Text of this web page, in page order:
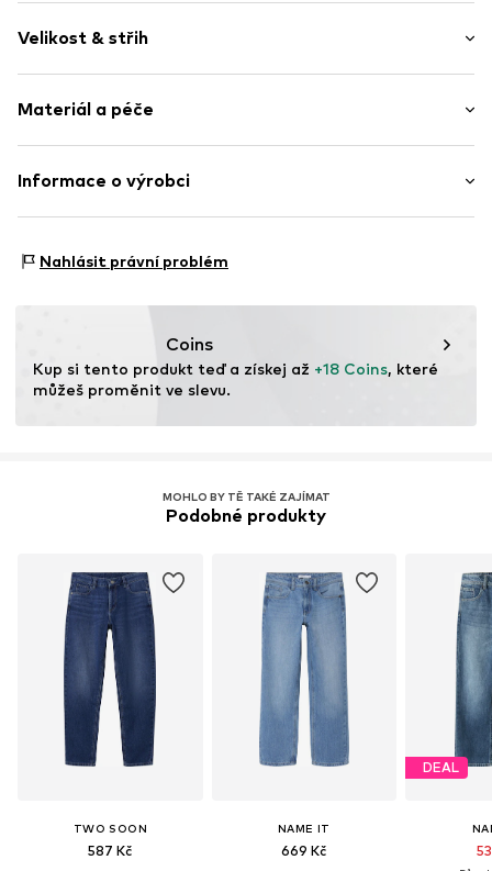
Džínovina
Zničené
Jezdec na zip
Poutka na pásek
Položka č. NXTkuxr001000001
Velikost & střih
Střih: Loosefit
Materiál a péče
Materiál: 100% Bavlna
Informace o výrobci
81379 München
Nahlásit právní problém
Coins
Kup si tento produkt teď a získej až +18 Coins, které
můžeš proměnit ve slevu.
MOHLO BY TĚ TAKÉ ZAJÍMAT
Podobné produkty
TWO SOON
587 Kč
NAME IT
669 Kč
DEAL